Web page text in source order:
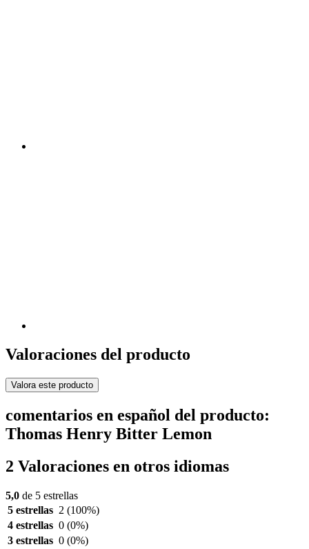
Valoraciones del producto
Valora este producto
comentarios en español del producto:
Thomas Henry Bitter Lemon
2 Valoraciones en otros idiomas
5,0 de 5 estrellas
5 estrellas 2 (100%)
4 estrellas 0 (0%)
3 estrellas 0 (0%)